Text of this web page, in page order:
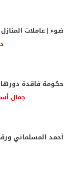
ضوء | عاملات المنازل
حكومة فاقدة دورها
جمال
أحمد المسلماني